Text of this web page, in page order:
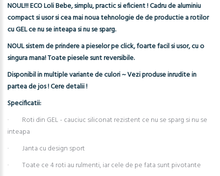
NOUL!!! ECO Loli Bebe, simplu, practic si eficient ! Cadru de aluminiu
compact si usor si cea mai noua tehnologie de de productie a rotilor
cu GEL ce nu se inteapa si nu se sparg.
NOUL sistem de prindere a pieselor pe click, foarte facil si usor, cu o
singura mana! Toate piesele sunt reversibile.
Disponibil in multiple variante de culori ~ Vezi produse inrudite in
partea de jos ! Cere detalii !
Specificatii:
· Roti din GEL - cauciuc siliconat rezistent ce nu se sparg si nu se
inteapa
· Janta cu design sport
· Toate ce 4 roti au rulmenti, iar cele de pe fata sunt pivotante